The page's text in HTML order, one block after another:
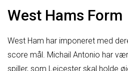
West Hams Form
West Ham har imponeret med
score mål. Michail Antonio har
spiller, som Leicester skal holde